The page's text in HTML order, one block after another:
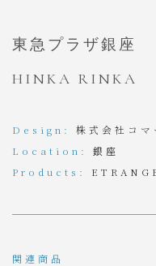
東急プラザ銀座
HINKA RINKA
Design:
株式会社コマ
Location:
銀座
Products:
関連商品